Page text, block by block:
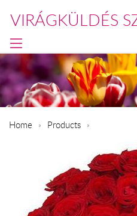
VIRÁGKÜLDÉS
Home Products